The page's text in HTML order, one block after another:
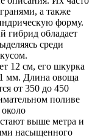
а также
форму.
гибрид обладает
среди
12 см, его шкурка
мм. Длина овоща
от 350 до 450
поливе
выше метра и
насыщенного